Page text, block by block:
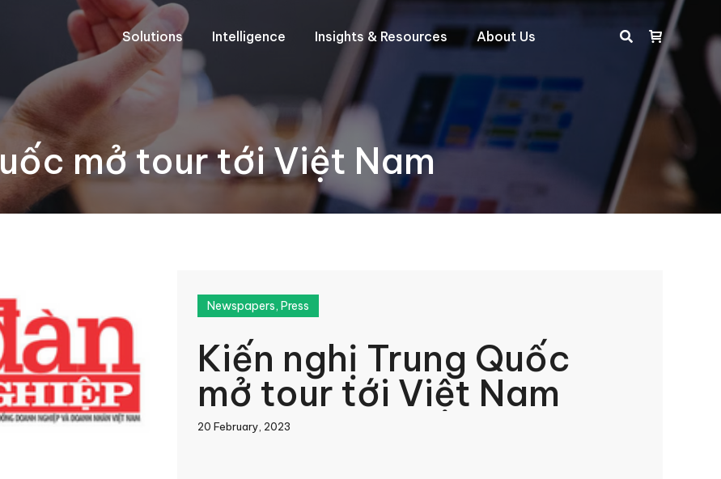
Solutions Intelligence Insights & Resources About Us Search:
mở tour tới Việt Nam
Newspapers, Press
Kiến nghị Trung Quốc
mở tour tới Việt Nam
20 February, 2023